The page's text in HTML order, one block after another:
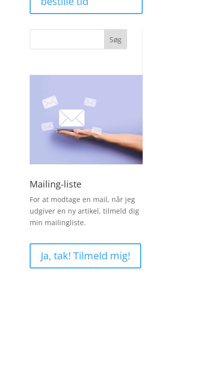
Søg
Mailing-liste
For at modtage en mail, når jeg
udgiver en ny artikel, tilmeld dig
min mailingliste.
Ja, tak! Tilmeld mig!